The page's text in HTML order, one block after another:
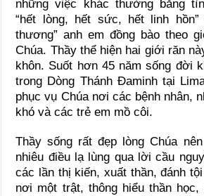
những việc khác thường bằng
“hết lòng, hết sức, hết linh
thương” anh em đồng bào theo
Chúa. Thầy thể hiện hai giới răn
khôn. Suốt hơn 45 năm sống đời
trong Dòng Thánh Ðaminh tại
phục vụ Chúa nơi các bệnh nhân,
khó và các trẻ em mồ côi.
Thầy sống rất đẹp lòng Chúa
nhiêu điều lạ lùng qua lời cầu
các lần thị kiến, xuất thần, đánh
nơi một trật, thông hiểu thần